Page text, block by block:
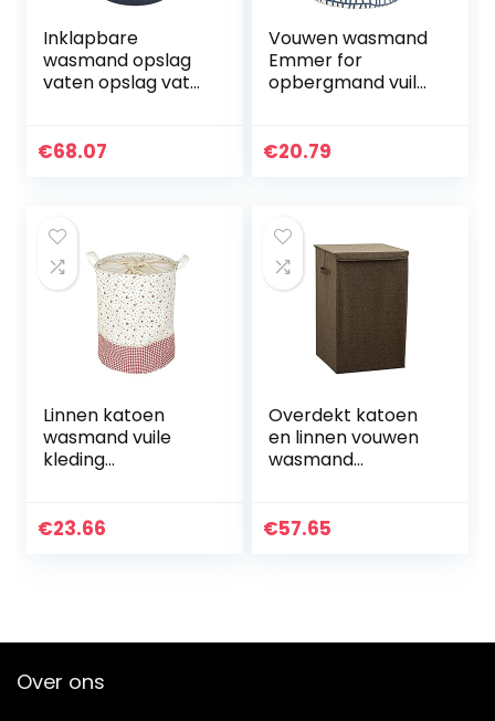
Inklapbare
wasmand opslag
vaten opslag vat
€68.07
Vouwen wasmand
Emmer for
opbergmand vuile
deksel Manden
€20.79
Linnen katoen
wasmand vuile
kleding
dozen
€23.66
Overdekt katoen
en linnen vouwen
wasmand
kleding emmer
€57.65
Over ons